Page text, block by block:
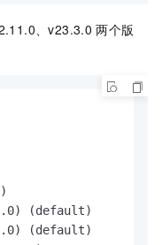
、v23.3.0 两个版
(default)
(default)